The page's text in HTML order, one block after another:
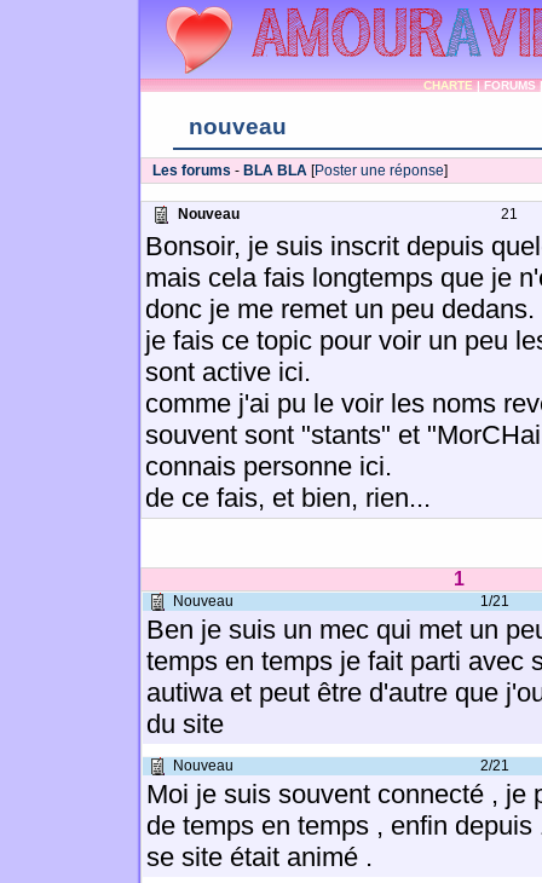
CHARTE|FORUMS
nouveau
Les forums - BLA BLA [Poster une réponse]
Nouveau 21
Bonsoir, je suis inscrit depuis
mais cela fais longtemps que je
donc je me remet un peu dedans.
je fais ce topic pour voir un peu
sont active ici.
comme j'ai pu le voir les noms
souvent sont "stants" et
connais personne ici.
de ce fais, et bien, rien...
1
Nouveau 1/21
Ben je suis un mec qui met un
temps en temps je fait parti avec
autiwa et peut être d'autre que
du site
Nouveau 2/21
Moi je suis souvent connecté , je
de temps en temps , enfin
se site était animé .